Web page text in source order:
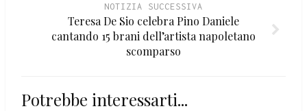
NOTIZIA SUCCESSIVA
Teresa De Sio celebra Pino Daniele
cantando 15 brani dell’artista napoletano
scomparso
Potrebbe interessarti...